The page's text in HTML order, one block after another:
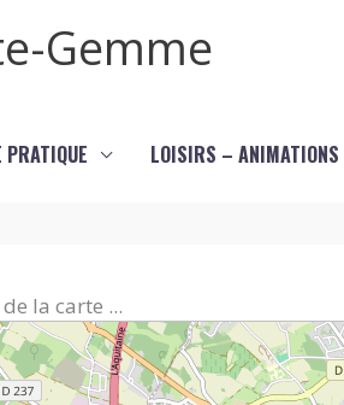
Gemme
PRATIQUE LOISIRS – ANIMATIONS
la carte ...